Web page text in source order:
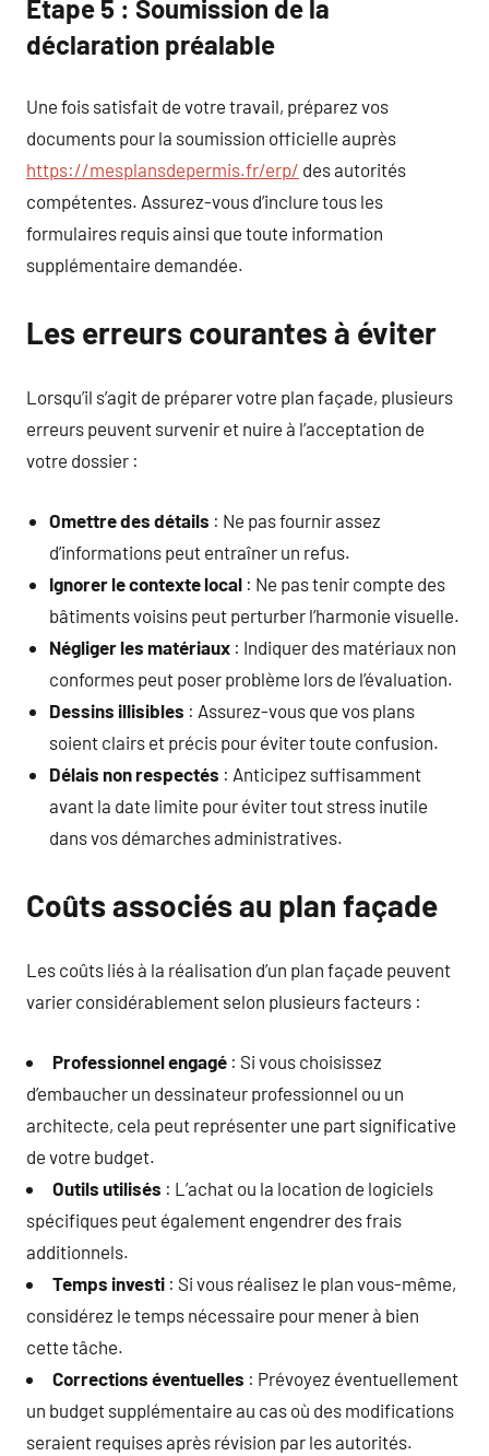
Étape 5 : Soumission de la
déclaration préalable
Une fois satisfait de votre travail, préparez vos
documents pour la soumission officielle auprès
https://mesplansdepermis.fr/erp/ des autorités
compétentes. Assurez-vous d’inclure tous les
formulaires requis ainsi que toute information
supplémentaire demandée.
Les erreurs courantes à éviter
Lorsqu’il s’agit de préparer votre plan façade, plusieurs
erreurs peuvent survenir et nuire à l’acceptation de
votre dossier :
Omettre des détails : Ne pas fournir assez
d’informations peut entraîner un refus.
Ignorer le contexte local : Ne pas tenir compte des
bâtiments voisins peut perturber l’harmonie visuelle.
Négliger les matériaux : Indiquer des matériaux non
conformes peut poser problème lors de l’évaluation.
Dessins illisibles : Assurez-vous que vos plans
soient clairs et précis pour éviter toute confusion.
Délais non respectés : Anticipez suffisamment
avant la date limite pour éviter tout stress inutile
dans vos démarches administratives.
Coûts associés au plan façade
Les coûts liés à la réalisation d’un plan façade peuvent
varier considérablement selon plusieurs facteurs :
Professionnel engagé : Si vous choisissez
d’embaucher un dessinateur professionnel ou un
architecte, cela peut représenter une part significative
de votre budget.
Outils utilisés : L’achat ou la location de logiciels
spécifiques peut également engendrer des frais
additionnels.
Temps investi : Si vous réalisez le plan vous-même,
considérez le temps nécessaire pour mener à bien
cette tâche.
Corrections éventuelles : Prévoyez éventuellement
un budget supplémentaire au cas où des modifications
seraient requises après révision par les autorités.